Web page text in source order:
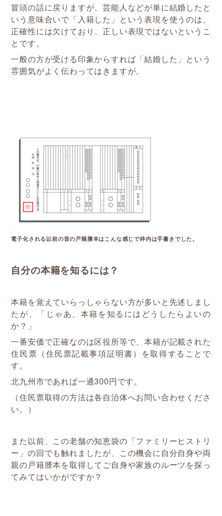
冒頭の話に戻りますが、芸能人などが単に結婚したと
いう意味合いで「入籍した」という表現を使うのは、
正確性には欠けており、正しい表現ではないというこ
とです。
一般の方が受ける印象からすれば「結婚した」という
雰囲気がよく伝わってはきますが。
電子化される以前の昔の戸籍謄本はこんな感じで枠内は手書きでした。
自分の本籍を知るには？
本籍を覚えていらっしゃらない方が多いと先述しまし
たが、「じゃあ、本籍を知るにはどうしたらよいの
か？」
一番安価で正確なのは区役所等で、本籍が記載された
住民票（住民票記載事項証明書）を取得することで
す。
北九州市であれば一通300円です。
（住民票取得の方法は各自治体へお問い合わせくださ
い。）
また以前、この老舗の知恵袋の「ファミリーヒストリ
ー」の回でも触れましたが、この機会に自分自身や両
親の戸籍謄本を取得してご自身や家族のルーツを探っ
てみてはいかがですか？